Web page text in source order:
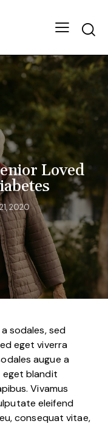
Loved
2020
sodales, sed
eget viverra
augue a
eget blandit
Vivamus
eleifend
consequat vitae,